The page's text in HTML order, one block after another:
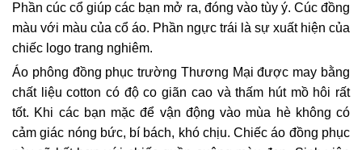
Phần cúc cổ giúp các bạn mở ra, đóng vào tùy ý. Cúc đồng
màu với màu của cổ áo. Phần ngực trái là sự xuất hiện của
chiếc logo trang nghiêm.
Áo phông đồng phục trường Thương Mại được may bằng
chất liệu cotton có độ co giãn cao và thấm hút mồ hôi rất
tốt. Khi các bạn mặc để vận động vào mùa hè không có
cảm giác nóng bức, bí bách, khó chịu. Chiếc áo đồng phục